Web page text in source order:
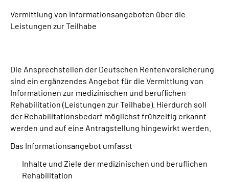
Über uns & Presse
Suche
Language
Inhalte in Gebärdensprache (DGS)
Leichte Sprache
Vermittlung von Informationsangeboten über die
Leistungen zur Teilhabe
Die Ansprechstellen der Deutschen Rentenversicherung
sind ein ergänzendes Angebot für die Vermittlung von
Informationen zur medizinischen und beruflichen
Rehabilitation (Leistungen zur Teilhabe). Hierdurch soll
der Rehabilitationsbedarf möglichst frühzeitig erkannt
werden und auf eine Antragstellung hingewirkt werden.
Das Informationsangebot umfasst
Inhalte und Ziele der medizinischen und beruflichen
Rehabilitation